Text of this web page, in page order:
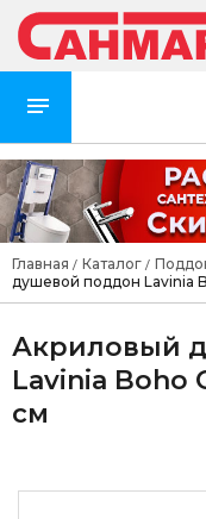
Главная / Каталог /
душевой поддон Lavinia
Акриловый
Lavinia Boho
см